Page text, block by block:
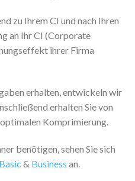
zu Ihrem CI und nach Ihren
an Ihr CI (Corporate
ihrer Firma
erhalten, entwickeln wir
erhalten Sie von
Komprimierung.
benötigen, sehen Sie sich
Basic & Business an.